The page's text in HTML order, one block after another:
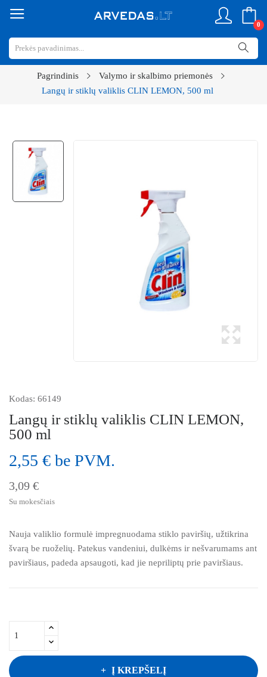
0
Pagrindinis
Valymo ir skalbimo priemonės
Langų ir stiklų valiklis CLIN LEMON, 500 ml
Kodas: 66149
Langų ir stiklų valiklis CLIN LEMON,
500 ml
2,55 € be PVM.
3,09 €
Su mokesčiais
Nauja valiklio formulė impregnuodama stiklo paviršių, užtikrina
švarą be ruoželių. Patekus vandeniui, dulkėms ir nešvarumams ant
paviršiaus, padeda apsaugoti, kad jie nepriliptų prie paviršiaus.
Į KREPŠELĮ